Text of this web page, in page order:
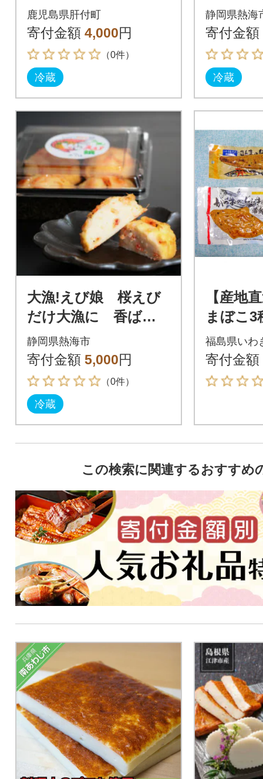
(3種) P10004
鹿児島県肝付町
寄付金額 4,000円
（0件）
冷蔵
茸 自然
おいし
物。ユ
美味
静岡県熱海
寄付金額
冷蔵
大漁!えび娘 桜えび
だけ大漁に 香ばし
い香りとふんわり食
感が愛される贅沢な
練り物
静岡県熱海市
寄付金額 5,000円
（0件）
冷蔵
【産地
まぼこ3
福島県いわ
寄付金額
この検索に関連するおすすめ